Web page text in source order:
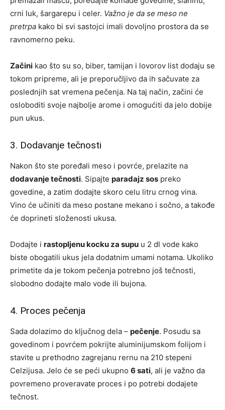
crni luk, šargarepu i celer. Važno je da se meso ne
pretrpa kako bi svi sastojci imali dovoljno prostora da se
ravnomerno peku.
Začini kao što su so, biber, tamijan i lovorov list dodaju se
tokom pripreme, ali je preporučljivo da ih sačuvate za
poslednjih sat vremena pečenja. Na taj način, začini će
osloboditi svoje najbolje arome i omogućiti da jelo dobije
pun ukus.
3. Dodavanje tečnosti
Nakon što ste poređali meso i povrće, prelazite na
dodavanje tečnosti. Sipajte paradajz sos preko
govedine, a zatim dodajte skoro celu litru crnog vina.
Vino će učiniti da meso postane mekano i sočno, a takođe
će doprineti složenosti ukusa.
Dodajte i rastopljenu kocku za supu u 2 dl vode kako
biste obogatili ukus jela dodatnim umami notama. Ukoliko
primetite da je tokom pečenja potrebno još tečnosti,
slobodno dodajte malo vode ili bujona.
4. Proces pečenja
Sada dolazimo do ključnog dela – pečenje. Posudu sa
govedinom i povrćem pokrijte aluminijumskom folijom i
stavite u prethodno zagrejanu rernu na 210 stepeni
Celzijusa. Jelo će se peći ukupno 6 sati, ali je važno da
povremeno proveravate proces i po potrebi dodajete
tečnost.